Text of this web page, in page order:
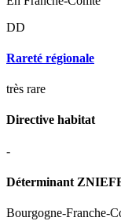
DD
Rareté régionale
très rare
Directive habitat
-
Déterminant
Bourgogne-Franche-